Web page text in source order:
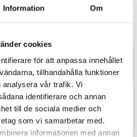
Information Om
cookies
för att anpassa innehållet
tillhandahålla funktioner
vår trafik. Vi
identifierare och annan
till de sociala medier och
som vi samarbetar med.
informationen med annan
färg på topparna för att ge ett intryck av